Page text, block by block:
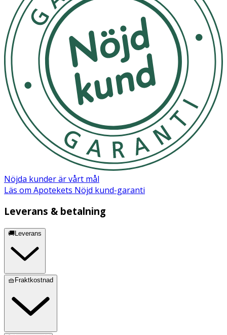
Nöjda kunder är vårt mål
Läs om Apotekets Nöjd kund-garanti
Leverans & betalning
🚚Leverans
🧺Fraktkostnad